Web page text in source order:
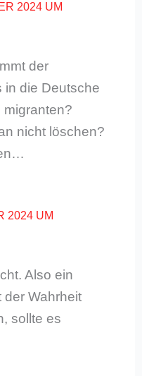
2024 UM
der
in die Deutsche
nicht löschen?
2024 UM
Also ein
der Wahrheit
sollte es